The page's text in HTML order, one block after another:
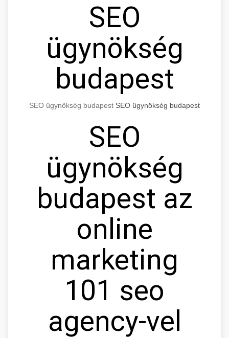
SEO
ügynökség
budapest
SEO ügynökség budapest SEO ügynökség budapest
SEO
ügynökség
budapest az
online
marketing
101 seo
agency-vel